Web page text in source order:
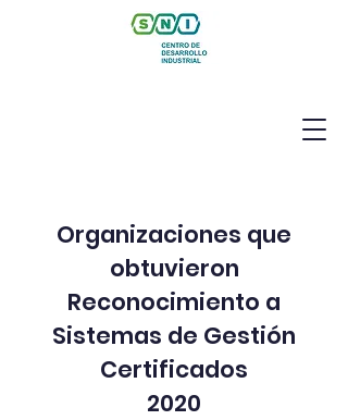
Organizaciones que
obtuvieron
Reconocimiento a
Sistemas de Gestión
Certificados
2020